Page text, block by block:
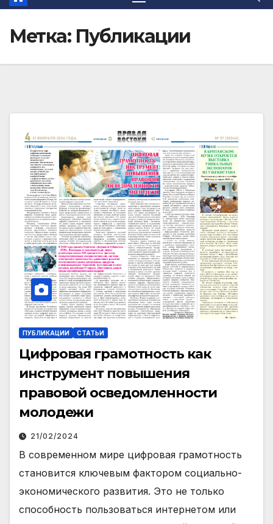
Метка: Публикации
ПУБЛИКАЦИИ СТАТЬИ
Цифровая грамотность как
инструмент повышения
правовой осведомленности
молодежи
21/02/2024
В современном мире цифровая грамотность
становится ключевым фактором социально-
экономического развития. Это не только
способность пользоваться интернетом или